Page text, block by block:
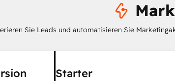
Sie Leads und automatisieren Sie
Starter